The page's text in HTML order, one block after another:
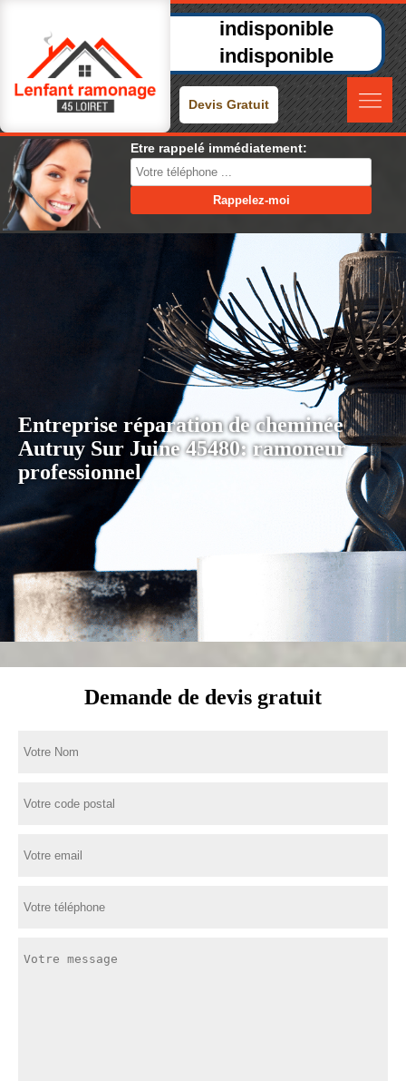
indisponible
indisponible
Devis Gratuit
Etre rappelé immédiatement:
Entreprise réparation de cheminée
Autruy Sur Juine 45480: ramoneur
professionnel
Demande de devis gratuit